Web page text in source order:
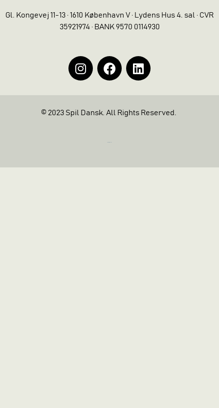
Gl. Kongevej 11-13 · 1610 København V · Lydens Hus 4. sal · CVR
35921974 · BANK 9570 0114930
© 2023 Spil Dansk. All Rights Reserved.